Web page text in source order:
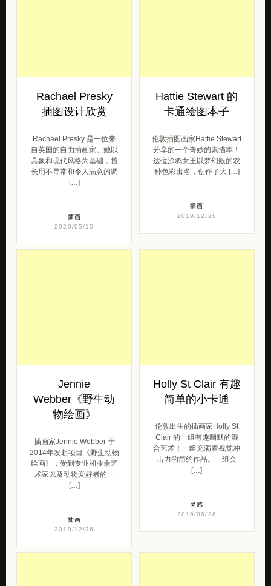
Rachael Presky
插图设计欣赏
Rachael Presky 是一位来
自英国的自由插画家。她以
具象和现代风格为基础，擅
长用不寻常和令人满意的调
[…]
插画
2020/05/15
Hattie Stewart 的
卡通绘图本子
伦敦插图画家Hattie Stewart
分享的一个奇妙的素描本！
这位涂鸦女王以梦幻般的农
种色彩出名，创作了大 […]
插画
2019/12/26
Jennie
Webber《野生动
物绘画》
插画家Jennie Webber 于
2014年发起项目《野生动物
绘画》，受到专业和业余艺
术家以及动物爱好者的一
[…]
插画
2019/12/26
Holly St Clair 有趣
简单的小卡通
伦敦出生的插画家Holly St
Clair 的一组有趣幽默的混
合艺术！一组充满着视觉冲
击力的简约作品。一组会
[…]
灵感
2019/06/26